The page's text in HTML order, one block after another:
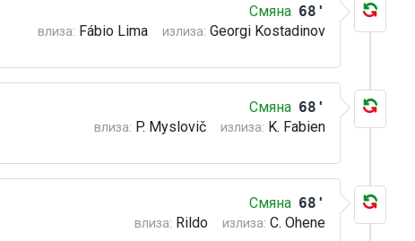
Смяна 68'
влиза: Fábio Lima излиза: Georgi Kostadinov
Смяна 68'
влиза: P. Myslovič излиза: K. Fabien
Смяна 68'
влиза: Rildo излиза: C. Ohene